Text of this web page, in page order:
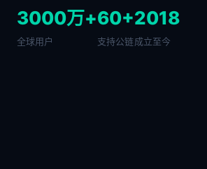
3000万+
全球用户
60+
支持公链
2018
成立至今